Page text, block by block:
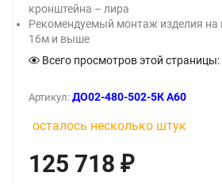
кронштейна – лира
Рекомендуемый монтаж изделия
16м и выше
Всего просмотров этой страницы:
Артикул: ДО02-480-502-5К А60
осталось несколько штук
125 718 ₽